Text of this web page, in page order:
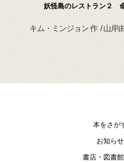
妖怪島のレストラン２
キム・ミンジョン 作 / 山岸
本をさが
お知らせ
書店・図書